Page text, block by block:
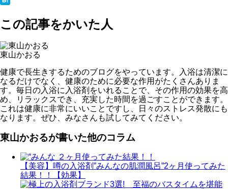
この記事をかいた人
東山かおる
健康で長生きするためのブログをやっています。入浴は清潔に
なるだけでなく、健康のために必要な作用がたくさんありま
す。毎日の入浴に入浴剤をいれることで、その作用の効果を高
め、リラックスでき、充実した時間を過ごすことができます。
これは健康に非常にいいことですし、日々のストレス発散にも
なります。ぜひ、みなさんも試してみてください。
東山かおるが書いた他のコラム
【美容】噂の入浴剤”みんなの肌潤風呂”2ヶ月使ってみた
結果！！【効果】